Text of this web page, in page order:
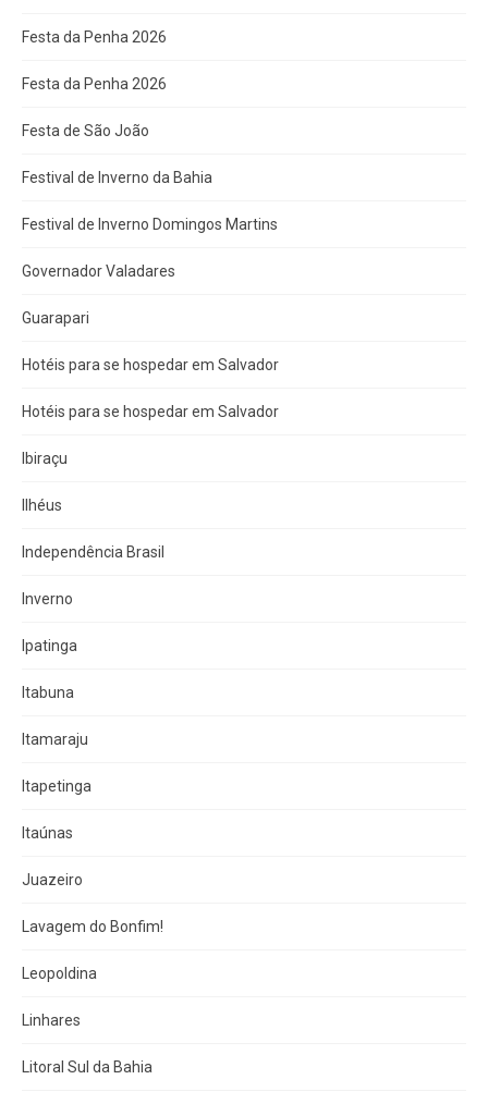
Festa da Penha 2026
Festa da Penha 2026
Festa de São João
Festival de Inverno da Bahia
Festival de Inverno Domingos Martins
Governador Valadares
Guarapari
Hotéis para se hospedar em Salvador
Hotéis para se hospedar em Salvador
Ibiraçu
Ilhéus
Independência Brasil
Inverno
Ipatinga
Itabuna
Itamaraju
Itapetinga
Itaúnas
Juazeiro
Lavagem do Bonfim!
Leopoldina
Linhares
Litoral Sul da Bahia